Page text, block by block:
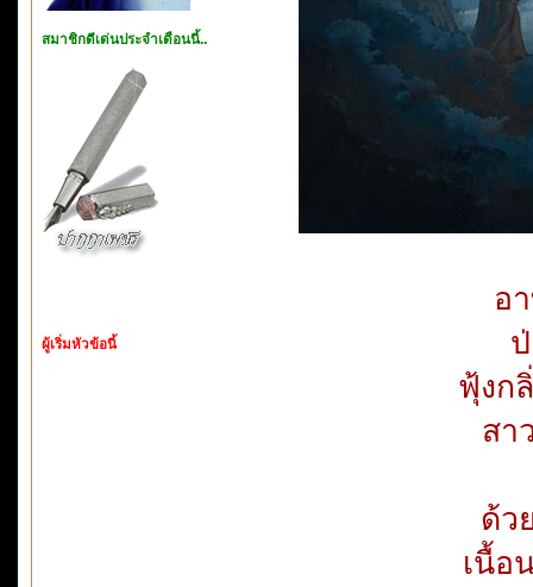
สมาชิกดีเด่นประจำเดือนนี้..
ผู้เริ่มหัวข้อนี้
อ
ฟุ้งก
สา
ด้ว
เนื้อ